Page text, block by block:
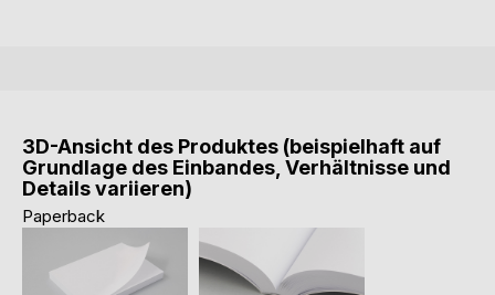
3D-Ansicht des Produktes (beispielhaft auf
Grundlage des Einbandes, Verhältnisse und
Details variieren)
Paperback